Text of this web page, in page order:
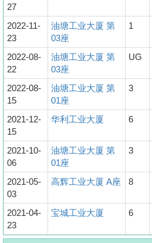
27
2022-11-
23
油塘工业大厦 第
03座
1
2022-08-
22
油塘工业大厦 第
03座
UG
2022-08-
15
油塘工业大厦 第
01座
3
2021-12-
15
华利工业大厦 6
2021-10-
06
油塘工业大厦 第
01座
3
2021-05-
03
高辉工业大厦 A座 8
2021-04-
23
宝城工业大厦 6